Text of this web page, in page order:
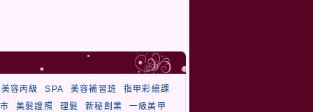
美容丙級 SPA 美容補習班
指甲彩繪課
美髮證照 理髮 新秘創業
一級美甲